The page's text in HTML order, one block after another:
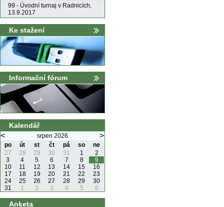
99 - Úvodní turnaj v Radnicích,
13.9.2017
Ke stažení
Informační fórum
Kalendář
< srpen 2026 >
po út st čt pá so
ne
27
28 29 30 31 1
2
3
4 5 6 7 8
9
10
11 12 13 14 15
16
17
18 19 20 21 22
23
24
25 26 27 28 29
30
31
1 2 3 4 5 6
Anketa